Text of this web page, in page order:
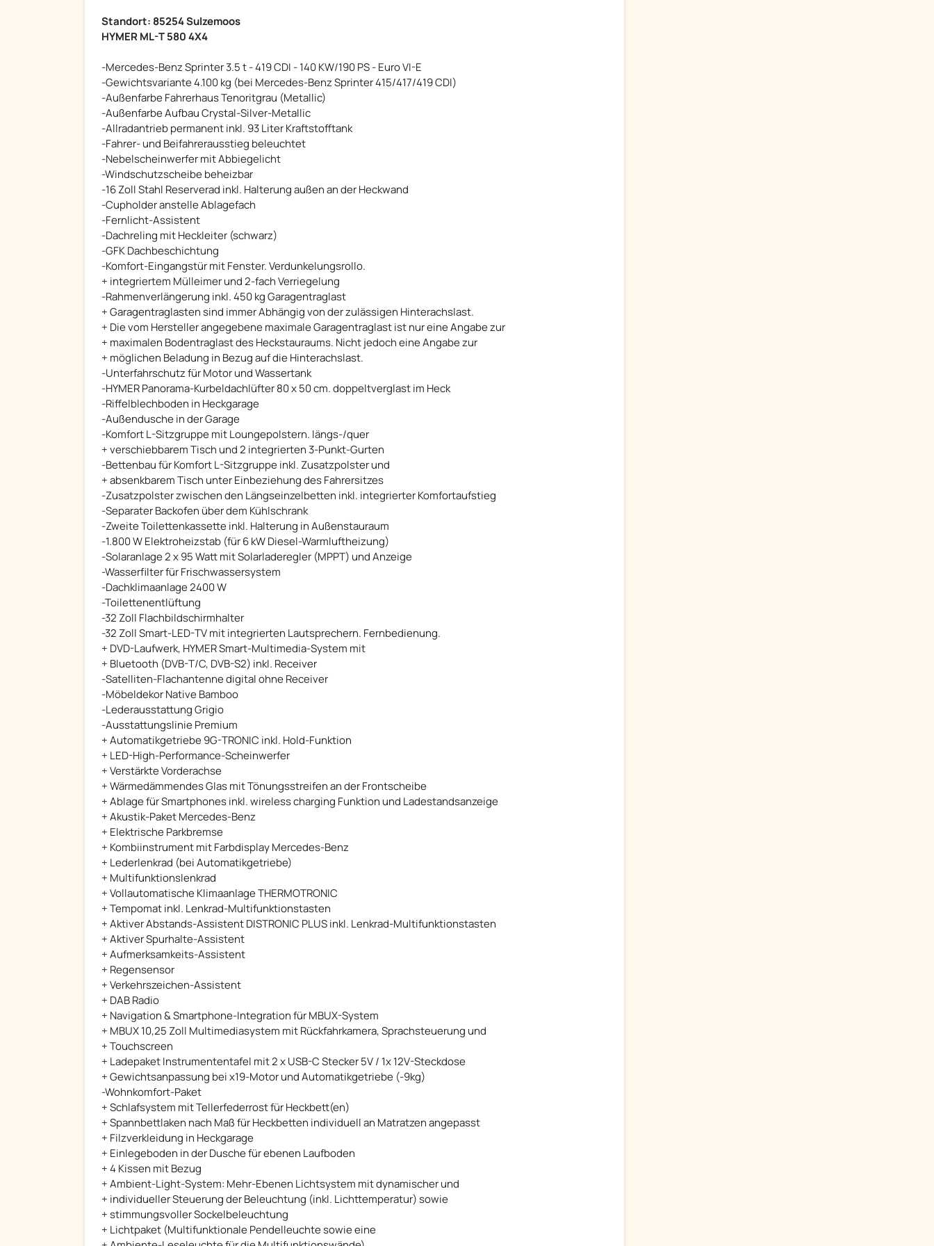
Standort: 85254 Sulzemoos
HYMER ML-T 580 4X4
-Mercedes-Benz Sprinter 3.5 t - 419 CDI - 140 KW/190 PS - Euro VI-E
-Gewichtsvariante 4.100 kg (bei Mercedes-Benz Sprinter 415/417/419 CDI)
-Außenfarbe Fahrerhaus Tenoritgrau (Metallic)
-Außenfarbe Aufbau Crystal-Silver-Metallic
-Allradantrieb permanent inkl. 93 Liter Kraftstofftank
-Fahrer- und Beifahrerausstieg beleuchtet
-Nebelscheinwerfer mit Abbiegelicht
-Windschutzscheibe beheizbar
-16 Zoll Stahl Reserverad inkl. Halterung außen an der Heckwand
-Cupholder anstelle Ablagefach
-Fernlicht-Assistent
-Dachreling mit Heckleiter (schwarz)
-GFK Dachbeschichtung
-Komfort-Eingangstür mit Fenster. Verdunkelungsrollo.
+ integriertem Mülleimer und 2-fach Verriegelung
-Rahmenverlängerung inkl. 450 kg Garagentraglast
+ Garagentraglasten sind immer Abhängig von der zulässigen Hinterachslast.
+ Die vom Hersteller angegebene maximale Garagentraglast ist nur eine Angabe zur
+ maximalen Bodentraglast des Heckstauraums. Nicht jedoch eine Angabe zur
+ möglichen Beladung in Bezug auf die Hinterachslast.
-Unterfahrschutz für Motor und Wassertank
-HYMER Panorama-Kurbeldachlüfter 80 x 50 cm. doppeltverglast im Heck
-Riffelblechboden in Heckgarage
-Außendusche in der Garage
-Komfort L-Sitzgruppe mit Loungepolstern. längs-/quer
+ verschiebbarem Tisch und 2 integrierten 3-Punkt-Gurten
-Bettenbau für Komfort L-Sitzgruppe inkl. Zusatzpolster und
+ absenkbarem Tisch unter Einbeziehung des Fahrersitzes
-Zusatzpolster zwischen den Längseinzelbetten inkl. integrierter Komfortaufstieg
-Separater Backofen über dem Kühlschrank
-Zweite Toilettenkassette inkl. Halterung in Außenstauraum
-1.800 W Elektroheizstab (für 6 kW Diesel-Warmluftheizung)
-Solaranlage 2 x 95 Watt mit Solarladeregler (MPPT) und Anzeige
-Wasserfilter für Frischwassersystem
-Dachklimaanlage 2400 W
-Toilettenentlüftung
-32 Zoll Flachbildschirmhalter
-32 Zoll Smart-LED-TV mit integrierten Lautsprechern. Fernbedienung.
+ DVD-Laufwerk, HYMER Smart-Multimedia-System mit
+ Bluetooth (DVB-T/C, DVB-S2) inkl. Receiver
-Satelliten-Flachantenne digital ohne Receiver
-Möbeldekor Native Bamboo
-Lederausstattung Grigio
-Ausstattungslinie Premium
+ Automatikgetriebe 9G-TRONIC inkl. Hold-Funktion
+ LED-High-Performance-Scheinwerfer
+ Verstärkte Vorderachse
+ Wärmedämmendes Glas mit Tönungsstreifen an der Frontscheibe
+ Ablage für Smartphones inkl. wireless charging Funktion und Ladestandsanzeige
+ Akustik-Paket Mercedes-Benz
+ Elektrische Parkbremse
+ Kombiinstrument mit Farbdisplay Mercedes-Benz
+ Lederlenkrad (bei Automatikgetriebe)
+ Multifunktionslenkrad
+ Vollautomatische Klimaanlage THERMOTRONIC
+ Tempomat inkl. Lenkrad-Multifunktionstasten
+ Aktiver Abstands-Assistent DISTRONIC PLUS inkl. Lenkrad-Multifunktionstasten
+ Aktiver Spurhalte-Assistent
+ Aufmerksamkeits-Assistent
+ Regensensor
+ Verkehrszeichen-Assistent
+ DAB Radio
+ Navigation & Smartphone-Integration für MBUX-System
+ MBUX 10,25 Zoll Multimediasystem mit Rückfahrkamera, Sprachsteuerung und
+ Touchscreen
+ Ladepaket Instrumententafel mit 2 x USB-C Stecker 5V / 1x 12V-Steckdose
+ Gewichtsanpassung bei x19-Motor und Automatikgetriebe (-9kg)
-Wohnkomfort-Paket
+ Schlafsystem mit Tellerfederrost für Heckbett(en)
+ Spannbettlaken nach Maß für Heckbetten individuell an Matratzen angepasst
+ Filzverkleidung in Heckgarage
+ Einlegeboden in der Dusche für ebenen Laufboden
+ 4 Kissen mit Bezug
+ Ambient-Light-System: Mehr-Ebenen Lichtsystem mit dynamischer und
+ individueller Steuerung der Beleuchtung (inkl. Lichttemperatur) sowie
+ stimmungsvoller Sockelbeleuchtung
+ Lichtpaket (Multifunktionale Pendelleuchte sowie eine